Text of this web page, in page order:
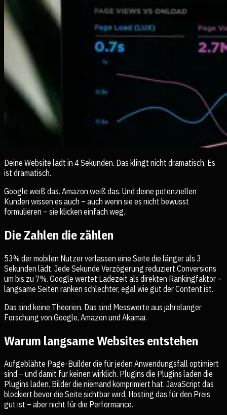
Deine Website lädt in 4 Sekunden. Das klingt nicht dramatisch. Es
ist dramatisch.
Google weiß das. Amazon weiß das. Und deine potenziellen
Kunden wissen es auch – auch wenn sie es nicht bewusst
formulieren – sie klicken einfach weg.
Die Zahlen die zählen
53% der mobilen Nutzer verlassen eine Seite die länger als 3
Sekunden lädt. Jede Sekunde Verzögerung reduziert Conversions
um bis zu 7%. Google wertet Ladezeit als direkten Rankingfaktor –
langsame Seiten ranken schlechter, egal wie gut der Content ist.
Das sind keine Theorien. Das sind Messwerte aus jahrelanger
Forschung von Google, Amazon und Akamai.
Warum langsame Websites entstehen
Aufgeblähte Page-Builder die für jeden Anwendungsfall optimiert
sind – und damit für keinen wirklich. Plugins die Plugins laden die
Plugins laden. Bilder die niemand komprimiert hat. JavaScript das
blockiert bevor die Seite sichtbar wird. Hosting das für den Preis
gut ist – aber nicht für die Performance.